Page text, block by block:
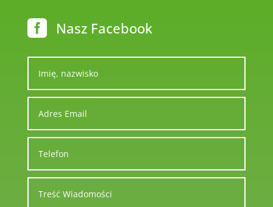
 Nasz Facebook